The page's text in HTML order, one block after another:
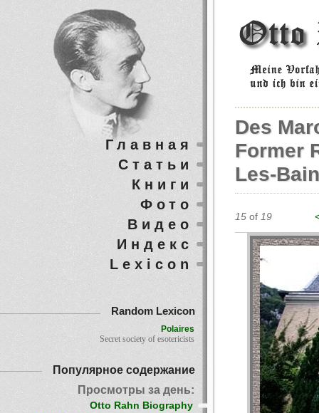
Des
Former
Les-
15 of 19
Главная
Статьи
Книги
Фото
Видео
Индекс
Lexicon
Random Lexicon
Polaires
Secret society of esotericists
Популярное содержание
Просмотры за день:
Otto Rahn Biography